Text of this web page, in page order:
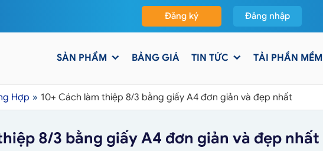
Đăng ký Đăng nhập
SẢN PHẨM BẢNG GIÁ TIN TỨC TẢI PHẦN MỀM
Hợp 10+ Cách làm thiệp 8/3 bằng giấy A4​ đơn giản và đẹp nhất
8/3 bằng giấy A4​ đơn giản và đẹp nhất